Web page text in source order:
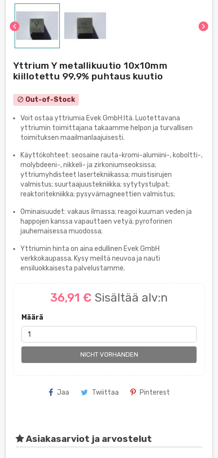
chevron_left chevron_right
Yttrium Y metallikuutio 10x10mm
kiillotettu 99,9% puhtaus kuutio
block Out-of-Stock
Voit ostaa yttriumia Evek GmbH:ltä. Luotettavana
yttriumin toimittajana takaamme helpon ja turvallisen
toimituksen maailmanlaajuisesti.
Käyttökohteet: seosaine rauta-kromi-alumiini-, koboltti-,
molybdeeni-, nikkeli- ja zirkoniumseoksissa;
yttriumyhdisteet lasertekniikassa; muistisirujen
valmistus; suurtaajuustekniikka; sytytystulpat;
reaktoritekniikka; pysyvämagneettien valmistus;
Ominaisuudet: vakaus ilmassa; reagoi kuuman veden ja
happojen kanssa vapauttaen vetyä; pyroforinen
jauhemaisessa muodossa;
Yttriumin hinta on aina edullinen Evek GmbH
verkkokaupassa. Kysy meiltä neuvoa ja nauti
ensiluokkaisesta palvelustamme.
36,91 € Sisältää alv:n
Määrä
NICHT VORHANDEN
Jaa Twiittaa Pinterest
Asiakasarviot ja arvostelut